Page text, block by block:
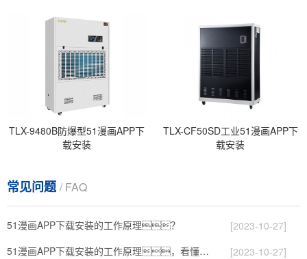
TLX-9480B防爆型51漫画APP下
载安装
TLX-CF50SD工业51漫画APP下
载安装
常见问题/ FAQ
51漫画APP下载安装的工作原理？
[2023-10-27]
51漫画APP下载安装的工作原理，看懂了就非常简单
[2023-10-27]